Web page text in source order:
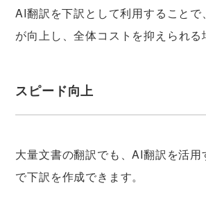
AI翻訳を下訳として利用すること
が向上し、全体コストを抑えられる
スピード向上
大量文書の翻訳でも、AI翻訳を活用
で下訳を作成できます。